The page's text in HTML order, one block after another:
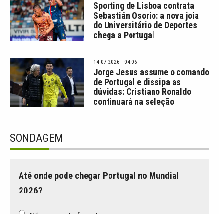
Sporting de Lisboa contrata
Sebastián Osorio: a nova joia
do Universitário de Deportes
chega a Portugal
14-07-2026 · 04:06
Jorge Jesus assume o comando
de Portugal e dissipa as
dúvidas: Cristiano Ronaldo
continuará na seleção
SONDAGEM
Até onde pode chegar Portugal no Mundial
2026?